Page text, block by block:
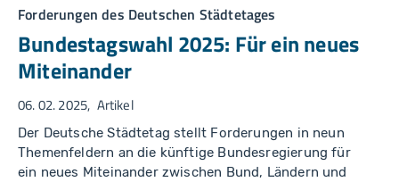
Forderungen des Deutschen Städtetages
Bundestagswahl 2025: Für ein neues
Miteinander
06. 02. 2025 Artikel
Der Deutsche Städtetag stellt Forderungen in neun
Themenfeldern an die künftige Bundesregierung für
ein neues Miteinander zwischen Bund, Ländern und